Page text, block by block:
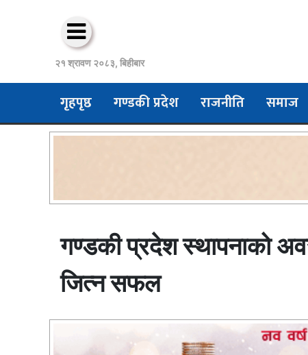
२१ श्रावण २०८३, बिहीबार
गृहपृष्ठ गण्डकी प्रदेश राजनीति समाज
गण्डकी प्रदेश स्थापनाको
जित्न सफल